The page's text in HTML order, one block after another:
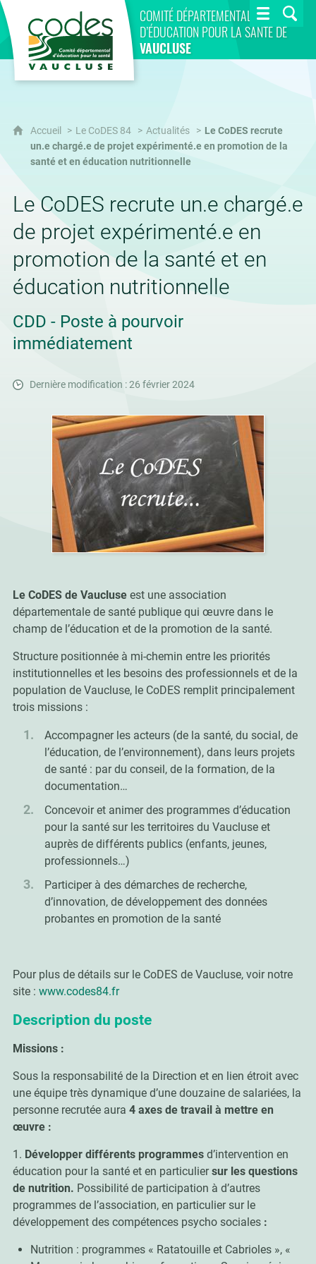
COMITÉ DÉPARTEMENTAL
D’ÉDUCATION POUR LA SANTÉ DE
VAUCLUSE
CoDES 84
Accueil Le CoDES 84 Actualités
Le CoDES recrute
un.e chargé.e de projet expérimenté.e en promotion de la
santé et en éducation nutritionnelle
Le CoDES recrute un.e chargé.e
de projet expérimenté.e en
promotion de la santé et en
éducation nutritionnelle
CDD - Poste à pourvoir
immédiatement
Dernière modification : 26 février 2024
Le CoDES de Vaucluse est une association
départementale de santé publique qui œuvre dans le
champ de l’éducation et de la promotion de la santé.
Structure positionnée à mi-chemin entre les priorités
institutionnelles et les besoins des professionnels et de la
population de Vaucluse, le CoDES remplit principalement
trois missions :
Accompagner les acteurs (de la santé, du social, de
l’éducation, de l’environnement), dans leurs projets
de santé : par du conseil, de la formation, de la
documentation…
Concevoir et animer des programmes d’éducation
pour la santé sur les territoires du Vaucluse et
auprès de différents publics (enfants, jeunes,
professionnels…)
Participer à des démarches de recherche,
d’innovation, de développement des données
probantes en promotion de la santé
Pour plus de détails sur le CoDES de Vaucluse, voir notre
site : www.codes84.fr
Description du poste
Missions :
Sous la responsabilité de la Direction et en lien étroit avec
une équipe très dynamique d’une douzaine de salariées, la
personne recrutée aura 4 axes de travail à mettre en
œuvre :
1. Développer différents programmesd’intervention en
éducation pour la santé et en particuliersur les questions
de nutrition. Possibilité de participation à d’autres
programmes de l’association, en particulier sur le
développement des compétences psycho sociales:
Nutrition : programmes « Ratatouille et Cabrioles », «